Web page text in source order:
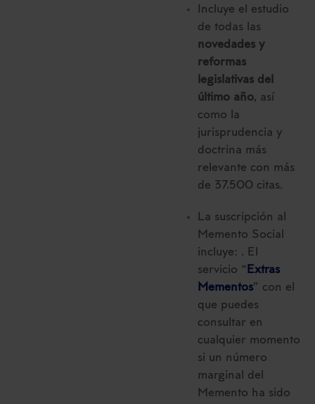
Incluye el estudio
de todas las
novedades y
reformas
legislativas del
último año, así
como la
jurisprudencia y
doctrina más
relevante con más
de 37.500 citas.
La suscripción al
Memento Social
incluye: . El
servicio “Extras
Mementos” con el
que puedes
consultar en
cualquier momento
si un número
marginal del
Memento ha sido